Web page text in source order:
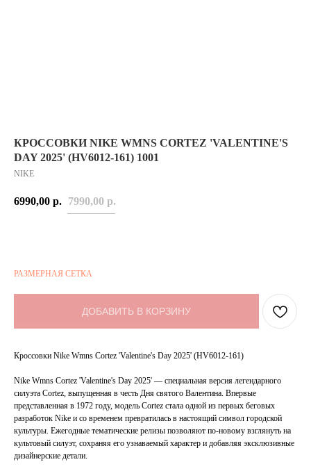
КРОССОВКИ NIKE WMNS CORTEZ 'VALENTINE'S
DAY 2025' (HV6012-161) 1001
NIKE
6990,00 р. 7990,00 р.
РАЗМЕРНАЯ СЕТКА
ДОБАВИТЬ В КОРЗИНУ
Кроссовки Nike Wmns Cortez 'Valentine's Day 2025' (HV6012-161)
Nike Wmns Cortez 'Valentine's Day 2025' — специальная версия легендарного
силуэта Cortez, выпущенная в честь Дня святого Валентина. Впервые
представленная в 1972 году, модель Cortez стала одной из первых беговых
разработок Nike и со временем превратилась в настоящий символ городской
культуры. Ежегодные тематические релизы позволяют по-новому взглянуть на
культовый силуэт, сохраняя его узнаваемый характер и добавляя эксклюзивные
дизайнерские детали.